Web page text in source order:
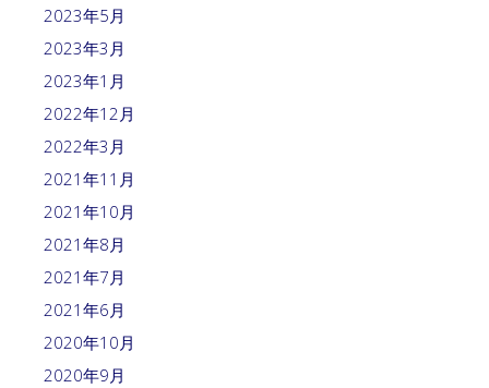
2023年5月
2023年3月
2023年1月
2022年12月
2022年3月
2021年11月
2021年10月
2021年8月
2021年7月
2021年6月
2020年10月
2020年9月